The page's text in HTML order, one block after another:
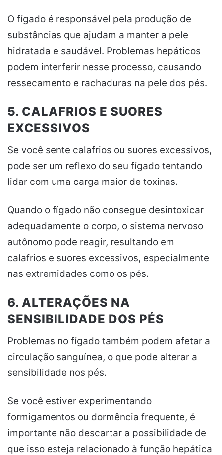
O fígado é responsável pela produção de
substâncias que ajudam a manter a pele
hidratada e saudável. Problemas hepáticos
podem interferir nesse processo, causando
ressecamento e rachaduras na pele dos pés.
5. CALAFRIOS E SUORES
EXCESSIVOS
Se você sente calafrios ou suores excessivos,
pode ser um reflexo do seu fígado tentando
lidar com uma carga maior de toxinas.
Quando o fígado não consegue desintoxicar
adequadamente o corpo, o sistema nervoso
autônomo pode reagir, resultando em
calafrios e suores excessivos, especialmente
nas extremidades como os pés.
6. ALTERAÇÕES NA
SENSIBILIDADE DOS PÉS
Problemas no fígado também podem afetar a
circulação sanguínea, o que pode alterar a
sensibilidade nos pés.
Se você estiver experimentando
formigamentos ou dormência frequente, é
importante não descartar a possibilidade de
que isso esteja relacionado à função hepática